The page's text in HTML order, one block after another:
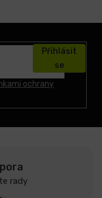
ochrany
Přihlásit
se
rady